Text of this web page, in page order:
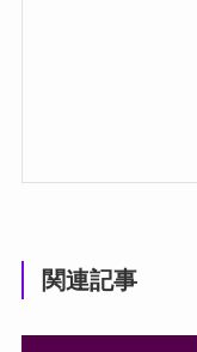
関連記事